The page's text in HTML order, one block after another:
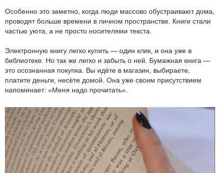
Особенно это заметно, когда люди массово обустраивают дома,
проводят больше времени в личном пространстве. Книги стали
частью уюта, а не просто носителями текста.
Электронную книгу легко купить — один клик, и она уже в
библиотеке. Но так же легко и забыть о ней. Бумажная книга —
это осознанная покупка. Вы идёте в магазин, выбираете,
платите деньги, несёте домой. Она уже своим присутствием
напоминает: «Меня надо прочитать».